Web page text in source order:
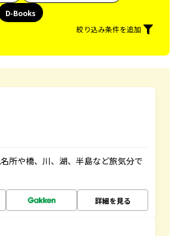
D-Books
絞り込み条件を追加
所や橋、川、湖、半島など旅気分で
詳細を見る